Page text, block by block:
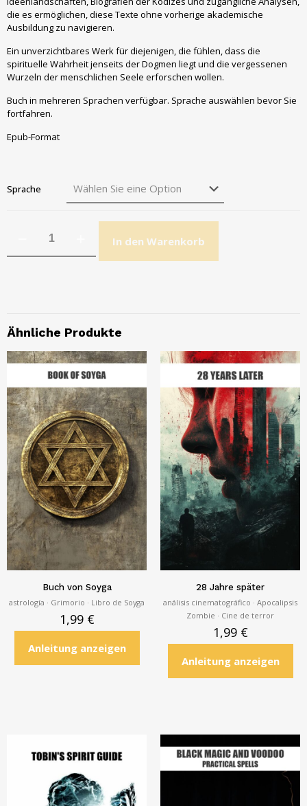
die es ermöglichen, diese Texte ohne vorherige akademische
Ausbildung zu navigieren.
Ein unverzichtbares Werk für diejenigen, die fühlen, dass die
spirituelle Wahrheit jenseits der Dogmen liegt und die vergessenen
Wurzeln der menschlichen Seele erforschen wollen.
Buch in mehreren Sprachen verfügbar. Sprache auswählen bevor Sie
fortfahren.
Epub-Format
Sprache
In den Warenkorb
Ähnliche Produkte
Buch von Soyga
astrología · Grimorio · Libro de Soyga
1,99 €
Anleitung anzeigen
28 Jahre später
análisis cinematográfico · Apocalipsis
Zombie · Cine de terror
1,99 €
Anleitung anzeigen